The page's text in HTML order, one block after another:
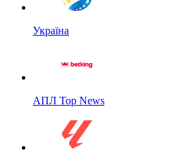
Україна
АПЛ Top News